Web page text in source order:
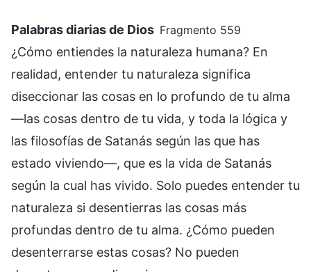
Palabras diarias de Dios Fragmento 559
¿Cómo entiendes la naturaleza humana? En
realidad, entender tu naturaleza significa
diseccionar las cosas en lo profundo de tu alma
—las cosas dentro de tu vida, y toda la lógica y
las filosofías de Satanás según las que has
estado viviendo—, que es la vida de Satanás
según la cual has vivido. Solo puedes entender tu
naturaleza si desentierras las cosas más
profundas dentro de tu alma. ¿Cómo pueden
desenterrarse estas cosas? No pueden